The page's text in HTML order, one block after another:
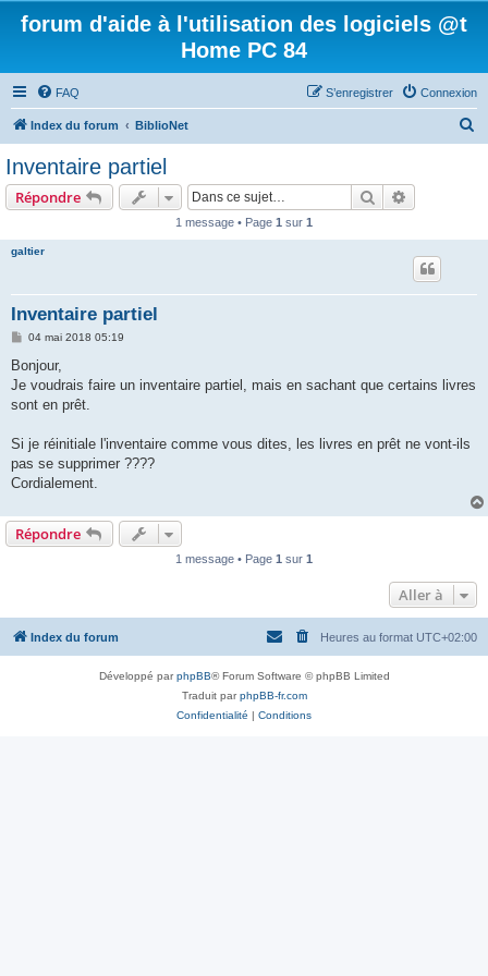
forum d'aide à l'utilisation des logiciels @t
Home PC 84
FAQ Connexion
S’enregistrer
Index du forum BiblioNet
Inventaire partiel
Répondre Rechercher
1 message • Page 1 sur 1
galtier
Inventaire partiel
M
s
a
g
04 mai 2018 05:19
Bonjour,
Je voudrais faire un inventaire partiel, mais en sachant que certains livres
sont en prêt.
Si je réinitiale l'inventaire comme vous dites, les livres en prêt ne vont-ils
pas se supprimer ????
Cordialement.
Répondre
1 message • Page 1 sur 1
Aller à
Index du forum Heures au format UTC+02:00
Développé parphpBB® Forum Software © phpBB Limited
Traduit parphpBB-fr.com
Confidentialité | Conditions